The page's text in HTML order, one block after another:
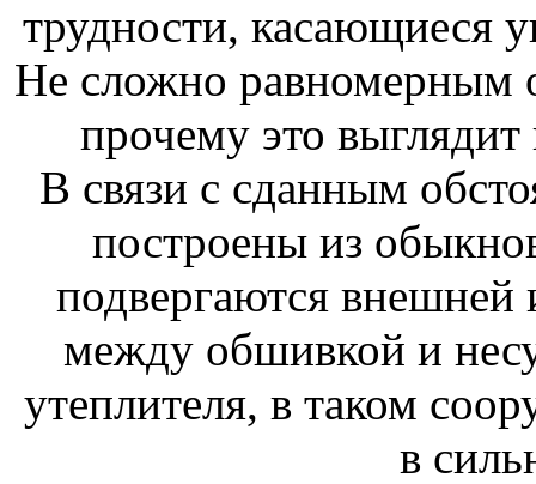
трудности, касающиеся
Не сложно равномерным
прочему это
В связи с сданным
построены из
подвергаются внешней
между обшивкой и
утеплителя, в таком
в